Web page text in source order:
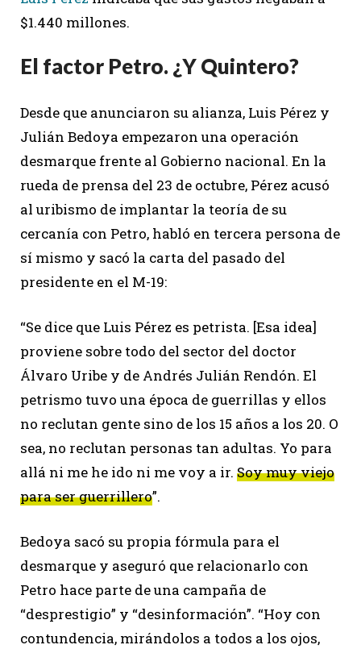
$1.440 millones.
El factor Petro. ¿Y Quintero?
Desde que anunciaron su alianza, Luis Pérez y
Julián Bedoya empezaron una operación
desmarque frente al Gobierno nacional. En la
rueda de prensa del 23 de octubre, Pérez acusó
al uribismo de implantar la teoría de su
cercanía con Petro, habló en tercera persona de
sí mismo y sacó la carta del pasado del
presidente en el M-19:
“Se dice que Luis Pérez es petrista. [Esa idea]
proviene sobre todo del sector del doctor
Álvaro Uribe y de Andrés Julián Rendón. El
petrismo tuvo una época de guerrillas y ellos
no reclutan gente sino de los 15 años a los 20. O
sea, no reclutan personas tan adultas. Yo para
allá ni me he ido ni me voy a ir. Soy muy viejo
para ser guerrillero”.
Bedoya sacó su propia fórmula para el
desmarque y aseguró que relacionarlo con
Petro hace parte de una campaña de
“desprestigio” y “desinformación”. “Hoy con
contundencia, mirándolos a todos a los ojos,